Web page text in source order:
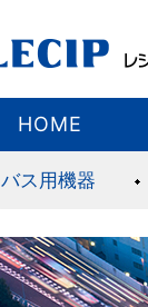
HOME
バス用機器